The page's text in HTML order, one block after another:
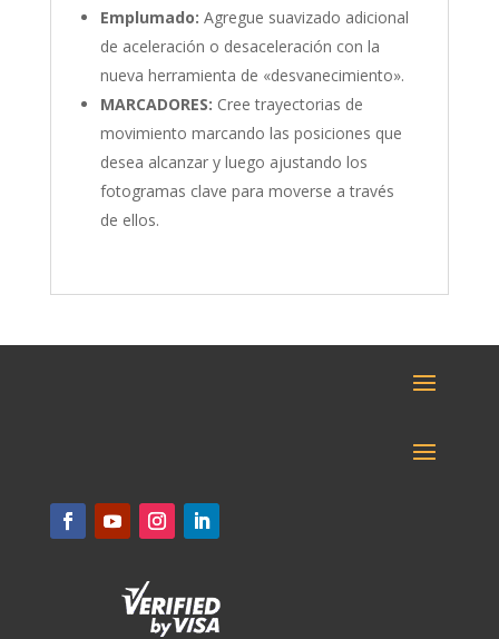
Emplumado: Agregue suavizado adicional
de aceleración o desaceleración con la
nueva herramienta de «desvanecimiento».
MARCADORES: Cree trayectorias de
movimiento marcando las posiciones que
desea alcanzar y luego ajustando los
fotogramas clave para moverse a través
de ellos.